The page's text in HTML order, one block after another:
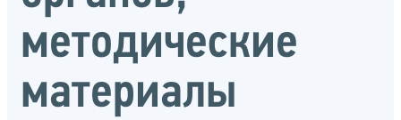
методические
материалы